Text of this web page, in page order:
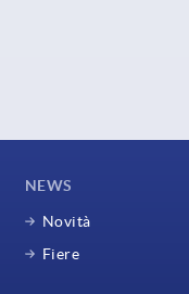
NEWS
Novità
Fiere